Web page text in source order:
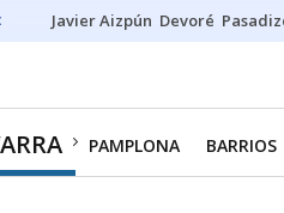
Javier Aizpún Devoré
PAMPLONA BARRIOS